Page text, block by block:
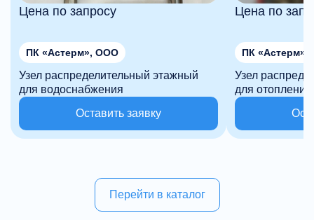
Цена по запросу
ПК «Астерм», ООО
Узел распределительный этажный
для водоснабжения
Оставить заявку
Цена по
ПК
Узел
для отопления
Перейти в каталог